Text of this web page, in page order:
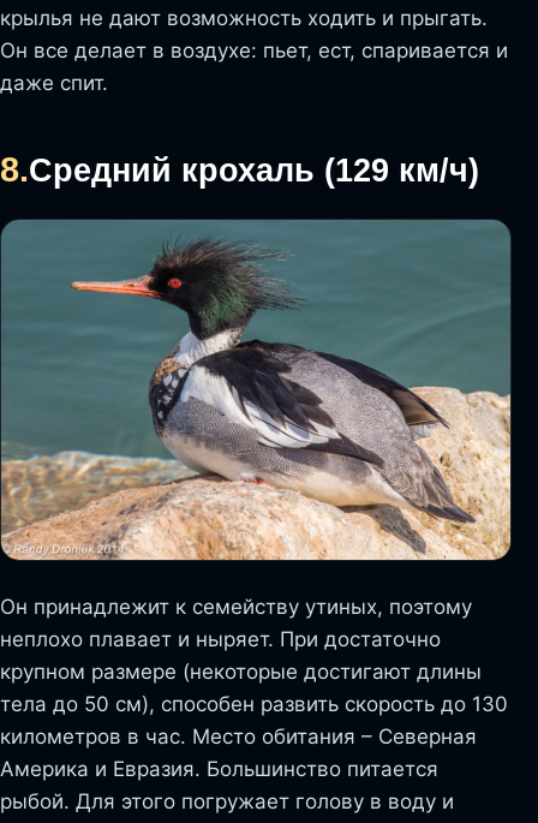
крылья не дают возможность ходить и прыгать.
Он все делает в воздухе: пьет, ест, спаривается и
даже спит.
8.Средний крохаль (129 км/ч)
Он принадлежит к семейству утиных, поэтому
неплохо плавает и ныряет. При достаточно
крупном размере (некоторые достигают длины
тела до 50 см), способен развить скорость до 130
километров в час. Место обитания – Северная
Америка и Евразия. Большинство питается
рыбой. Для этого погружает голову в воду и